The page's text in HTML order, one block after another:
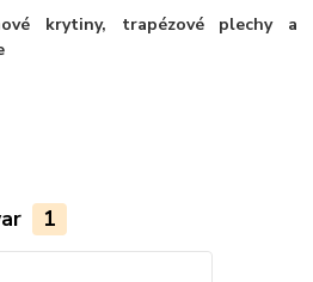
krytiny, trapézové plechy a
1